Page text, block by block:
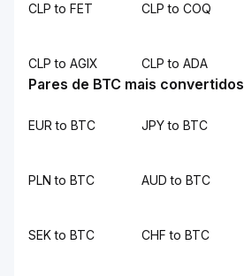
CLP to FET CLP to COQ
CLP to AGIX CLP to ADA
Pares de BTC mais convertidos
EUR to BTC JPY to BTC
PLN to BTC AUD to BTC
SEK to BTC CHF to BTC